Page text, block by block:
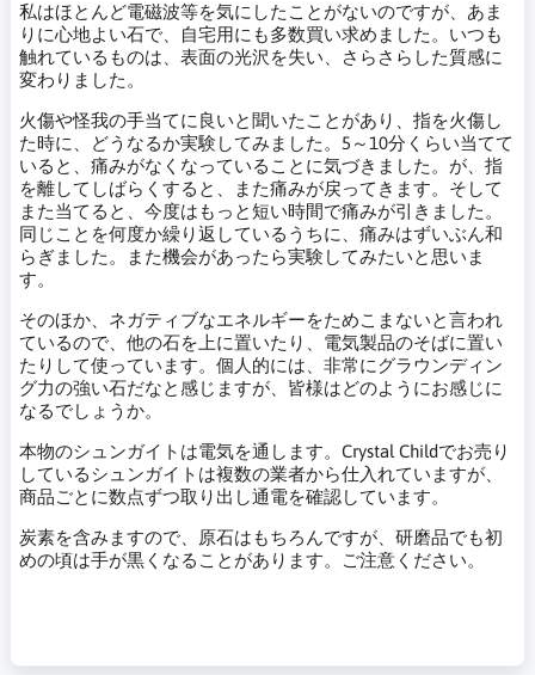
私はほとんど電磁波等を気にしたことがないのですが、あま
りに心地よい石で、自宅用にも多数買い求めました。いつも
触れているものは、表面の光沢を失い、さらさらした質感に
変わりました。
火傷や怪我の手当てに良いと聞いたことがあり、指を火傷し
た時に、どうなるか実験してみました。5～10分くらい当てて
いると、痛みがなくなっていることに気づきました。が、指
を離してしばらくすると、また痛みが戻ってきます。そして
また当てると、今度はもっと短い時間で痛みが引きました。
同じことを何度か繰り返しているうちに、痛みはずいぶん和
らぎました。また機会があったら実験してみたいと思いま
す。
そのほか、ネガティブなエネルギーをためこまないと言われ
ているので、他の石を上に置いたり、電気製品のそばに置い
たりして使っています。個人的には、非常にグラウンディン
グ力の強い石だなと感じますが、皆様はどのようにお感じに
なるでしょうか。
本物のシュンガイトは電気を通します。Crystal Childでお売り
しているシュンガイトは複数の業者から仕入れていますが、
商品ごとに数点ずつ取り出し通電を確認しています。
炭素を含みますので、原石はもちろんですが、研磨品でも初
めの頃は手が黒くなることがあります。ご注意ください。